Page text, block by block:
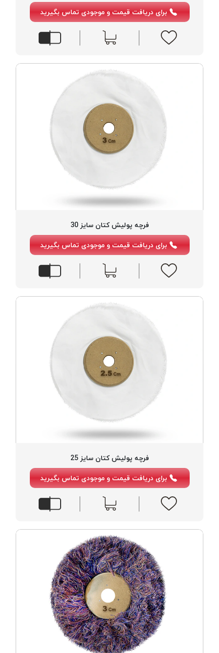
برای دریافت قیمت و موجودی تماس بگیرید
فرچه پولیش کتان سایز 30
برای دریافت قیمت و موجودی تماس بگیرید
فرچه پولیش کتان سایز 25
برای دریافت قیمت و موجودی تماس بگیرید